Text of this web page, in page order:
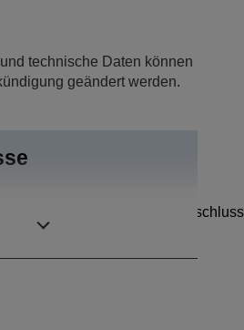
technische Daten können
geändert werden.